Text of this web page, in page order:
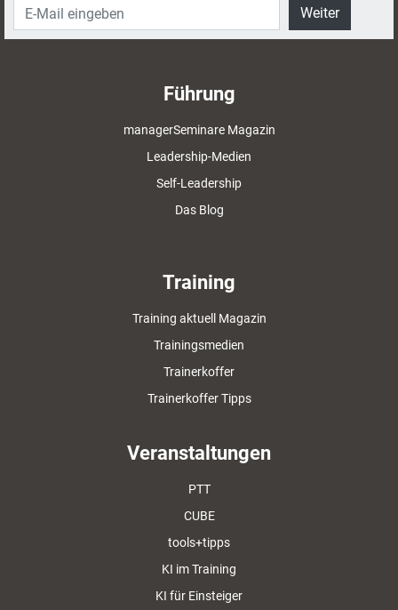
Weiter
Führung
managerSeminare Magazin
Leadership-Medien
Self-Leadership
Das Blog
Training
Training aktuell Magazin
Trainingsmedien
Trainerkoffer
Trainerkoffer Tipps
Veranstaltungen
PTT
CUBE
tools+tipps
KI im Training
KI für Einsteiger